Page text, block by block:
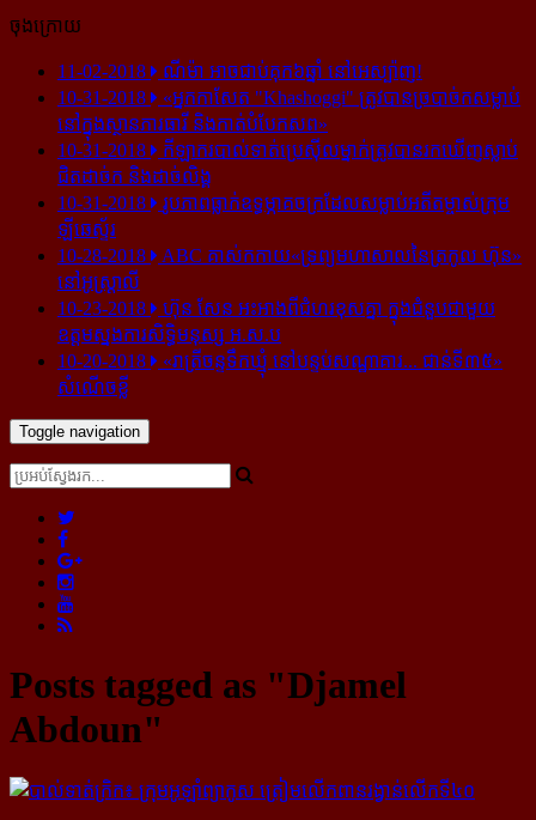
ចុងក្រោយ
11-02-2018
ណីម៉ា អាច​ជាប់​គុក​៦ឆ្នាំ នៅ​អេស្ប៉ាញ!
10-31-2018
«អ្នក​កាសែត "Khashoggi" ត្រូវ​បាន​ច្របាច់ក​សម្លាប់​
នៅ​ក្នុង​ស្ថាន​ភារធារី និង​កាត់​បំបែក​សព»
10-31-2018
កីឡាករ​បាល់ទាត់​ប្រេស៊ីល​ម្នាក់​ត្រូវ​បាន​រក​ឃើញ​ស្លាប់​
ជិត​ដាច់ក និង​ដាច់​លិង្គ
10-31-2018
រូបភាព​ធ្លាក់​ឧទ្ធម្ភាគចក្រ​ដែល​សម្លាប់​អតីត​ម្ចាស់​ក្រុម​
ឡីឆេស្ទ័រ
10-28-2018
ABC គាស់​កកាយ​«ទ្រព្យមហាសាល​នៃ​ត្រកូល ហ៊ុន»​
នៅ​អូស្ត្រាលី
10-23-2018
ហ៊ុន សែន អះអាង​ពី​ជំហរ​ខុស​គ្នា ក្នុង​ជំនួប​ជាមួយ​
ឧត្តម​ស្នងការ​សិទ្ធិ​មនុស្ស អ.ស.ប
10-20-2018
«រាត្រីចន្ទទឹកឃ្មុំ នៅបន្ទប់សណ្ឋាគារ... ជាន់ទី៣៥»
សំណើចខ្លី
Toggle navigation
Posts tagged as "Djamel
Abdoun"